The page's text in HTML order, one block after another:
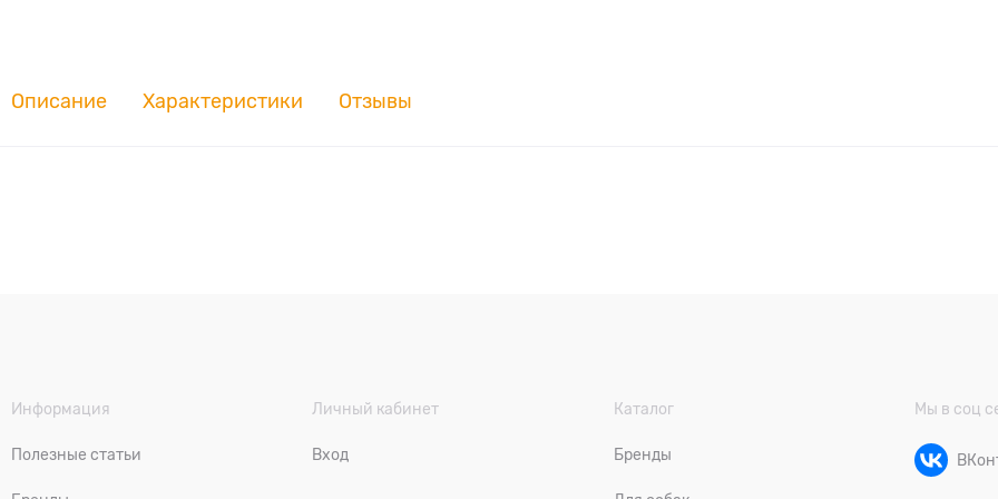
Описание Характеристики Отзывы
Информация
Полезные статьи
Личный кабинет
Вход
Каталог
Бренды
Мы в соц